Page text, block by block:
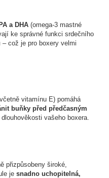
a DHA (omega-3 mastné
ke správné funkci srdečního
– což je pro boxery velmi
vitamínu E) pomáhá
buňky před předčasným
vašeho boxera.
přizpůsobeny široké,
jesnadno uchopitelná,